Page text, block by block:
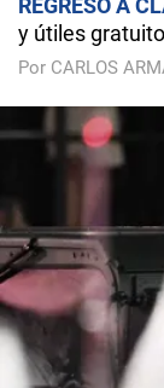
REGRESO A
y útiles
Por CARLOS